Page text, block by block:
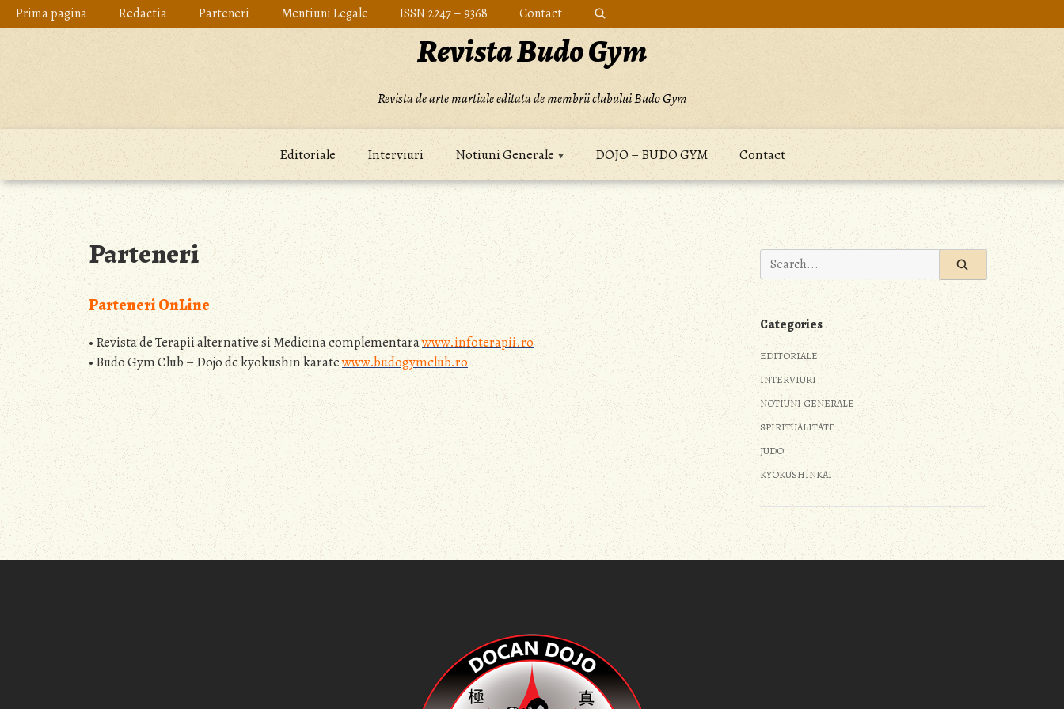
Skip
to
Prima pagina Redactia Parteneri Mentiuni Legale ISSN 2247 – 9368 Contact
Revista Budo Gym
Revista de arte martiale editata de membrii clubului Budo Gym
Editoriale Interviuri Notiuni Generale DOJO – BUDO GYM Contact
Parteneri
Parteneri OnLine
• Revista de Terapii alternative si Medicina complementarawww.infoterapii.ro
• Budo Gym Club – Dojo de kyokushin karatewww.budogymclub.ro
Search
for:
Categories
EDITORIALE
INTERVIURI
NOTIUNI GENERALE
SPIRITUALITATE
JUDO
KYOKUSHINKAI